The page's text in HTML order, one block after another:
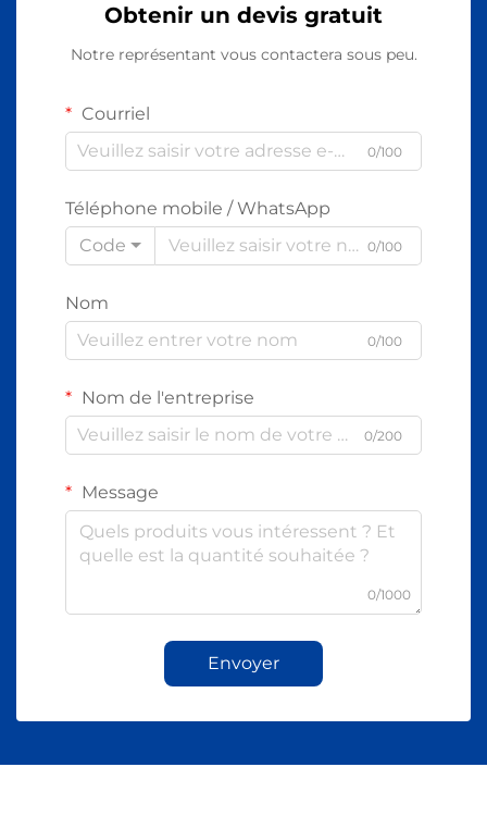
Obtenir un devis gratuit
Notre représentant vous contactera sous peu.
Courriel
0/100
Téléphone mobile / WhatsApp
Code
0/100
Nom
0/100
Nom de l'entreprise
0/200
Message
0/1000
Envoyer